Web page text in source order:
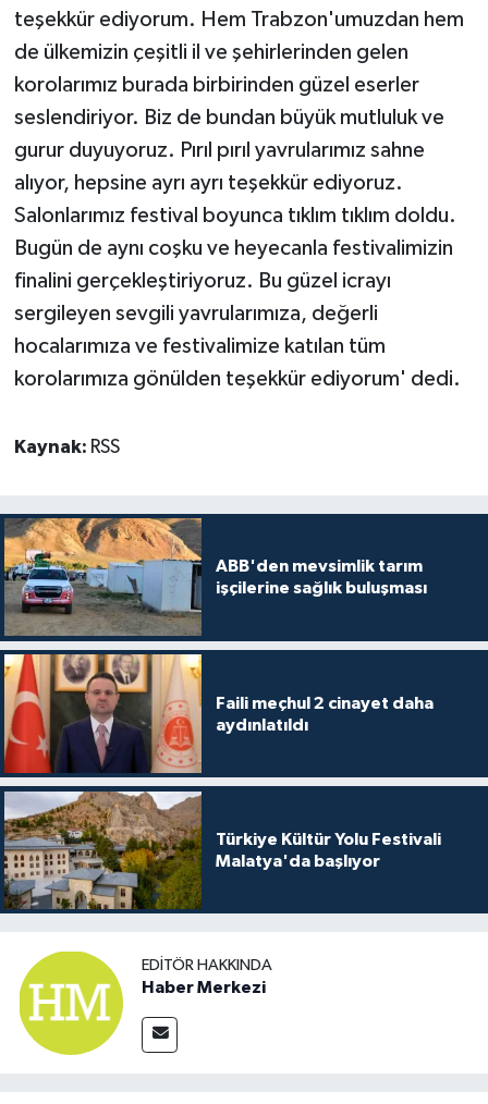
teşekkür ediyorum. Hem Trabzon'umuzdan hem
de ülkemizin çeşitli il ve şehirlerinden gelen
korolarımız burada birbirinden güzel eserler
seslendiriyor. Biz de bundan büyük mutluluk ve
gurur duyuyoruz. Pırıl pırıl yavrularımız sahne
alıyor, hepsine ayrı ayrı teşekkür ediyoruz.
Salonlarımız festival boyunca tıklım tıklım doldu.
Bugün de aynı coşku ve heyecanla festivalimizin
finalini gerçekleştiriyoruz. Bu güzel icrayı
sergileyen sevgili yavrularımıza, değerli
hocalarımıza ve festivalimize katılan tüm
korolarımıza gönülden teşekkür ediyorum' dedi.
Kaynak: RSS
ABB'den mevsimlik tarım
işçilerine sağlık buluşması
Faili meçhul 2 cinayet daha
aydınlatıldı
Türkiye Kültür Yolu Festivali
Malatya'da başlıyor
EDITÖR HAKKINDA
Haber Merkezi